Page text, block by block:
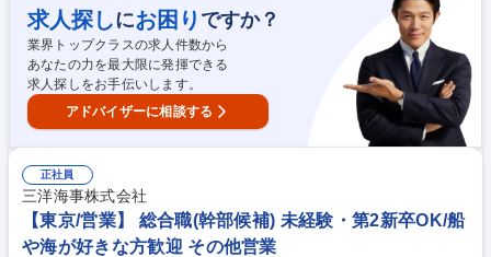
な社内外発信、情報配信ウェブサイト（「AI番頭」等）運営■用船仲介船
のRightShip評価、PSC是正に対する対応支援 【出張】月1回程度。国内
船主訪問。（愛媛） 募集職種 ◆海務案件アドバイザー（海務監督）三井
物産G/週2テレワーク可・残業月15時間
求人探しにお困り ですか？
業界トップクラスの求人件数から
あなたの力を最大限に発揮できる
求人探しをお手伝いします。
アドバイザーに相談する
正社員
三洋海事株式会社
【東京/営業】 総合職(幹部候補) 未経験・第2新卒OK/船
や海が好きな方歓迎 その他営業